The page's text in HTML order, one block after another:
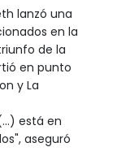
lanzó una
en la
de la
en punto
y La
está en
aseguró